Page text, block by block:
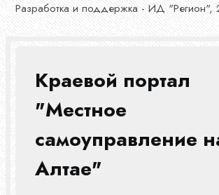
Разработка и поддержка - ИД "Регион",
Краевой портал
"Местное
самоуправление
Алтае"